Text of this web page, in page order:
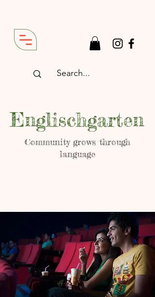
Englischgarten
Community grows through
language